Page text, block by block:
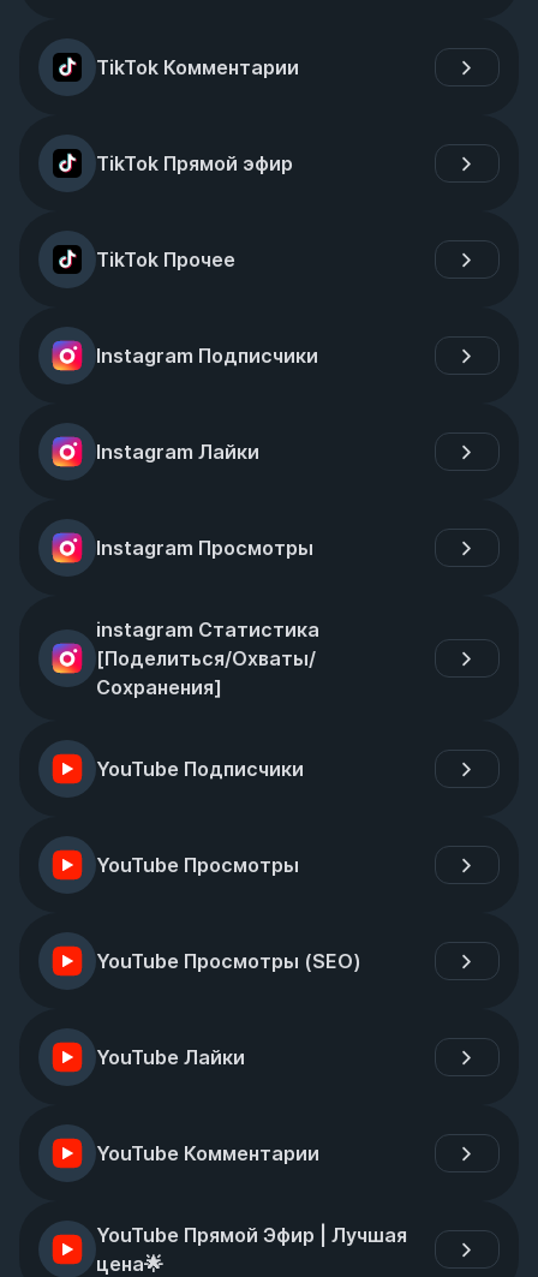
TikTok Комментарии
TikTok Прямой эфир
TikTok Прочее
Instagram Подписчики
Instagram Лайки
Instagram Просмотры
instagram Статистика
[Поделиться/Охваты/
Сохранения]
YouTube Подписчики
YouTube Просмотры
YouTube Просмотры (SEO)
YouTube Лайки
YouTube Комментарии
YouTube Прямой Эфир | Лучшая
цена🌟